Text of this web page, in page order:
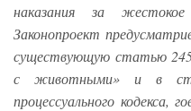
наказания за
Законопроект
существующую статью
с животными» и в
процессуального кодекса,